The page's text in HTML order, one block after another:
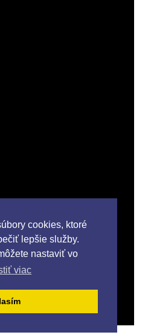
cookies, ktoré
lepšie služby.
nastaviť vo
viac